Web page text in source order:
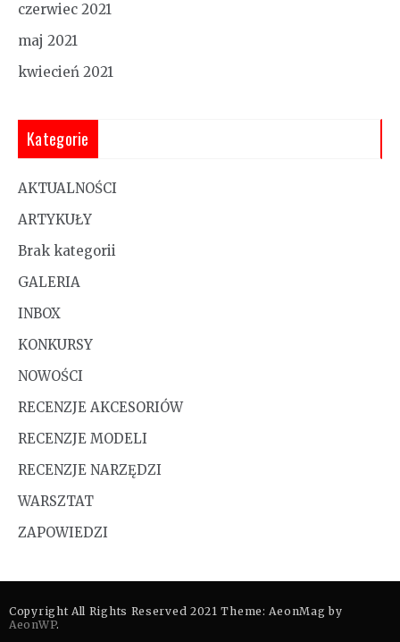
czerwiec 2021
maj 2021
kwiecień 2021
Kategorie
AKTUALNOŚCI
ARTYKUŁY
Brak kategorii
GALERIA
INBOX
KONKURSY
NOWOŚCI
RECENZJE AKCESORIÓW
RECENZJE MODELI
RECENZJE NARZĘDZI
WARSZTAT
ZAPOWIEDZI
Copyright All Rights Reserved 2021 Theme: AeonMag by
AeonWP.